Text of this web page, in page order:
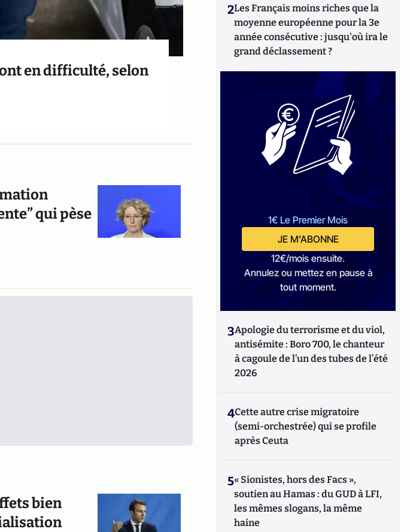
en difficulté, selon
qui pèse
bien
2Les Français moins riches que la
moyenne européenne pour la 3e
année consécutive : jusqu'où ira le
grand déclassement ?
1€ Le Premier Mois
JE M'ABONNE
12€/mois ensuite.
Annulez ou mettez en pause à
tout moment.
3Apologie du terrorisme et du viol,
antisémite : Boro 700, le chanteur
à cagoule de l’un des tubes de l’été
2026
4Cette autre crise migratoire
(semi-orchestrée) qui se profile
après Ceuta
5« Sionistes, hors des Facs »,
soutien au Hamas : du GUD à LFI,
les mêmes slogans, la même
haine